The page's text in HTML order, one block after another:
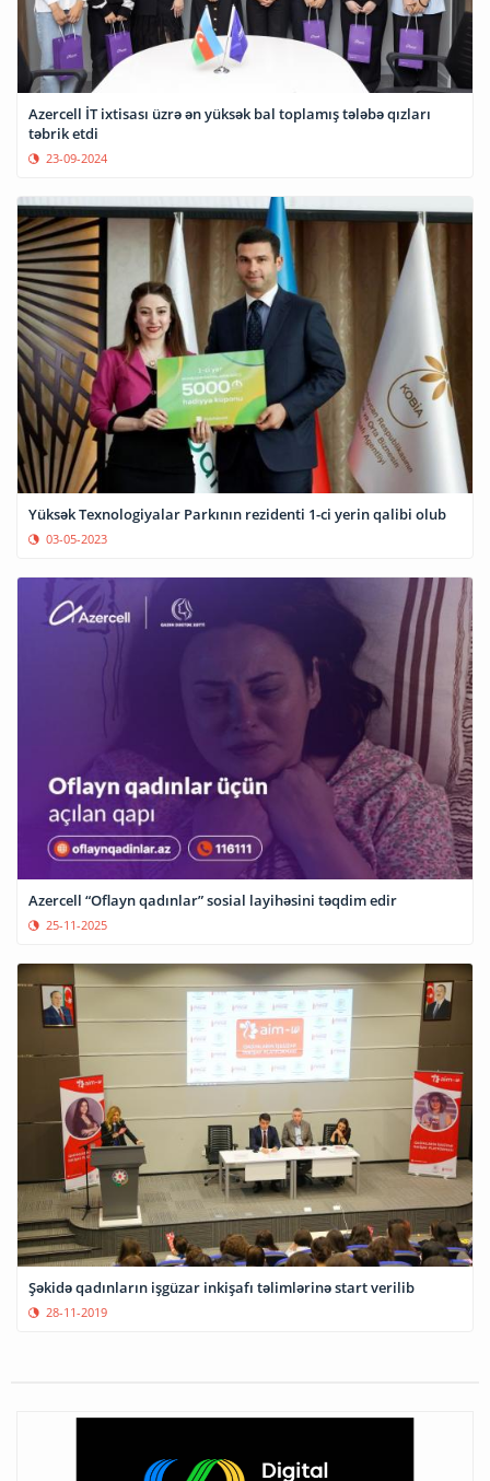
Azercell İT ixtisası üzrə ən yüksək bal toplamış tələbə qızları
təbrik etdi
23-09-2024
Yüksək Texnologiyalar Parkının rezidenti 1-ci yerin qalibi olub
03-05-2023
Azercell “Oflayn qadınlar” sosial layihəsini təqdim edir
25-11-2025
Şəkidə qadınların işgüzar inkişafı təlimlərinə start verilib
28-11-2019